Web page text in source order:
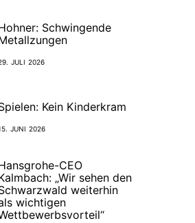
Schwingende
JULI 2026
Kein Kinderkram
JUNI 2026
CEO
„Wir sehen den
weiterhin
wichtigen